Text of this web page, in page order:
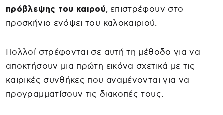
πρόβλεψης του καιρού, επιστρέφουν στο
προσκήνιο ενόψει του καλοκαιριού.
Πολλοί στρέφονται σε αυτή τη μέθοδο για να
αποκτήσουν μια πρώτη εικόνα σχετικά με τις
καιρικές συνθήκες που αναμένονται για να
προγραμματίσουν τις διακοπές τους.